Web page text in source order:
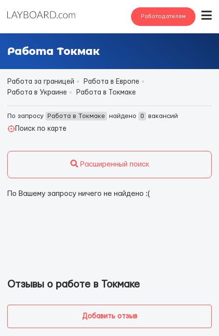
Работодателям
Работа Токмак
Работа за границей
Работа в Европе
Работа в Украине
Работа в Токмаке
По запросу Работа в Токмаке найдено 0
вакансий
Поиск по карте
Расширенный поиск
По Вашему запросу ничего не найдено :(
Отзывы о работе в Токмаке
Добавить отзыв